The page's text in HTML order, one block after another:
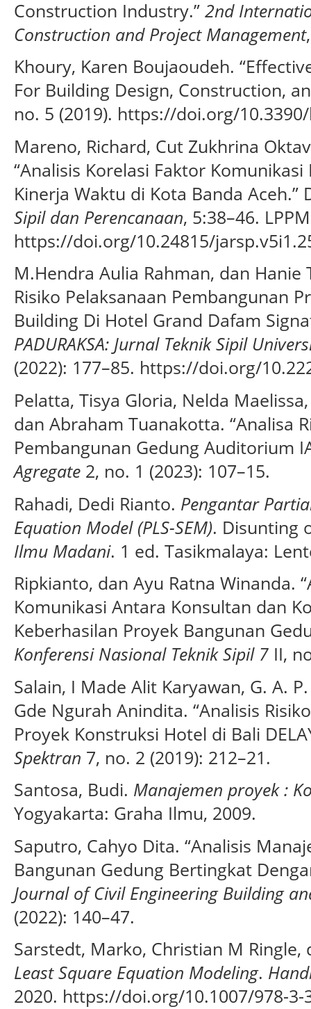
Construction Industry.” 2nd
Construction and Project Management
Khoury, Karen Boujaoudeh.
For Building Design, Construction,
no. 5 (2019). https://doi.org/
Mareno, Richard, Cut Zukhrina
“Analisis Korelasi Faktor
Kinerja Waktu di Kota Banda Aceh.”
Sipil dan Perencanaan, 5:38–46.
https://doi.org/10.24815/
M.Hendra Aulia Rahman, dan Hanie
Risiko Pelaksanaan Pembangunan
Building Di Hotel Grand Dafam
PADURAKSA: Jurnal Teknik Sipil
(2022): 177–85. https://doi.org/
Pelatta, Tisya Gloria, Nelda
dan Abraham Tuanakotta. “Analisa
Pembangunan Gedung Auditorium
Agregate 2, no. 1 (2023): 107–15.
Rahadi, Dedi Rianto. Pengantar
Equation Model (PLS-SEM). Disunting
Ilmu Madani. 1 ed. Tasikmalaya:
Ripkianto, dan Ayu Ratna Winanda.
Komunikasi Antara Konsultan dan
Keberhasilan Proyek Bangunan
Konferensi Nasional Teknik Sipil 7 II,
Salain, I Made Alit Karyawan, G. A.
Gde Ngurah Anindita. “Analisis
Proyek Konstruksi Hotel di Bali
Spektran 7, no. 2 (2019): 212–21.
Santosa, Budi. Manajemen proyek :
Yogyakarta: Graha Ilmu, 2009.
Saputro, Cahyo Dita. “Analisis
Bangunan Gedung Bertingkat
Journal of Civil Engineering Building
(2022): 140–47.
Sarstedt, Marko, Christian M Ringle,
Least Square Equation Modeling.
2020. https://doi.org/10.1007/978-3-